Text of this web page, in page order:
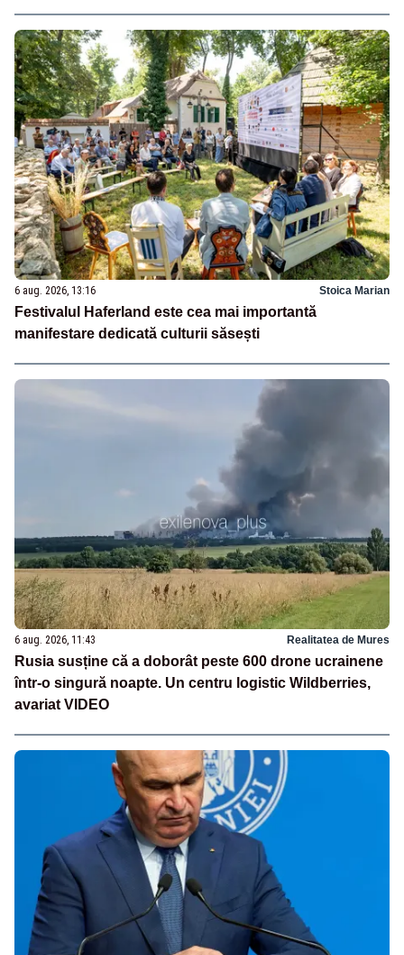
6 aug. 2026, 13:16 Stoica Marian
Festivalul Haferland este cea mai importantă
manifestare dedicată culturii săsești
6 aug. 2026, 11:43 Realitatea de Mures
Rusia susține că a doborât peste 600 drone ucrainene
într-o singură noapte. Un centru logistic Wildberries,
avariat VIDEO